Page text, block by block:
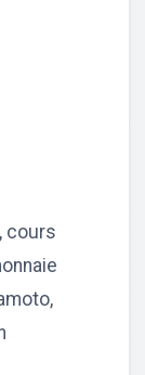
cours